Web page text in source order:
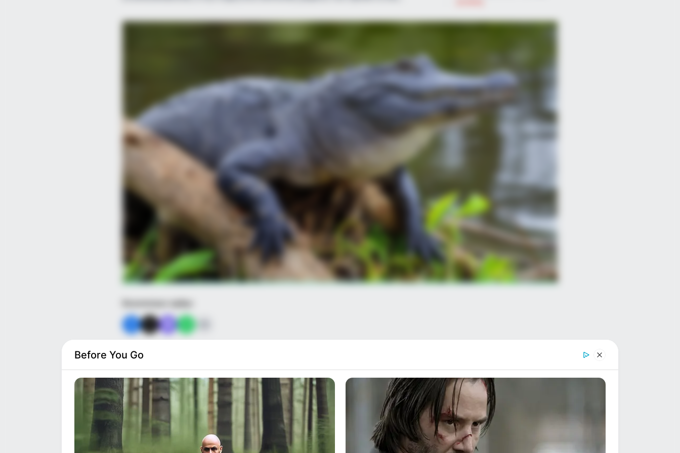
Ανακαλύψτε περισσότερα άρθρα στα αποτελέσματα αναζήτησης.
Before You Go